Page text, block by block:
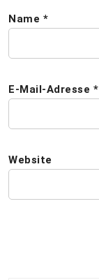
Name *
E-Mail-Adresse *
Website